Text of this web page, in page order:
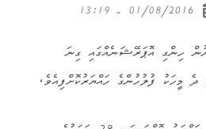
ހިންގި އޮޕަރޭޝަނެއްގައި ގިނަ
މީހަކު ފުލުހުންގެ ހައްޔަރުކޮށްފިއެވެ،